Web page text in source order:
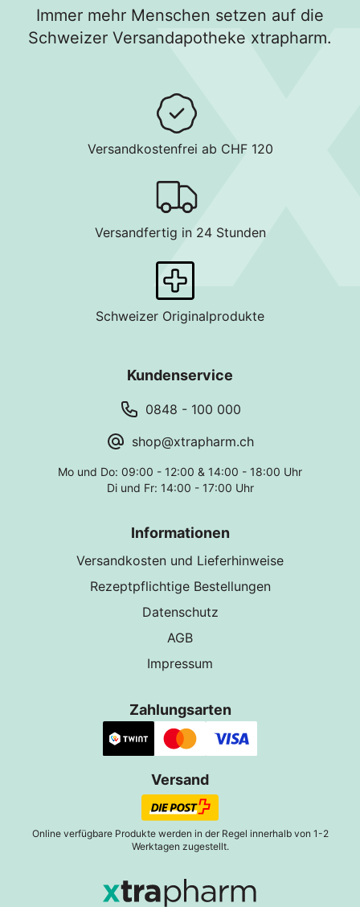
Immer mehr Menschen setzen auf die
Schweizer Versandapotheke xtrapharm.
Versandkostenfrei ab CHF 120
Versandfertig in 24 Stunden
Schweizer Originalprodukte
Kundenservice
0848 - 100 000
shop@xtrapharm.ch
Mo und Do: 09:00 - 12:00 & 14:00 - 18:00 Uhr
Di und Fr: 14:00 - 17:00 Uhr
Informationen
Versandkosten und Lieferhinweise
Rezeptpflichtige Bestellungen
Datenschutz
AGB
Impressum
Zahlungsarten
Versand
Online verfügbare Produkte werden in der Regel innerhalb von 1-2
Werktagen zugestellt.